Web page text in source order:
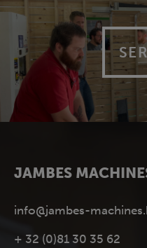
JAMBES
info@jambes-
+ 32 (0)81 30 35 62